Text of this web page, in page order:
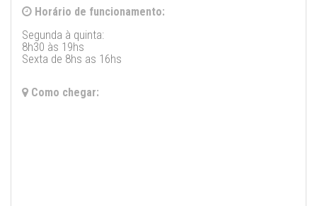
Horário de funcionamento:
Segunda à quinta:
8h30 às 19hs
Sexta de 8hs as 16hs
Como chegar: